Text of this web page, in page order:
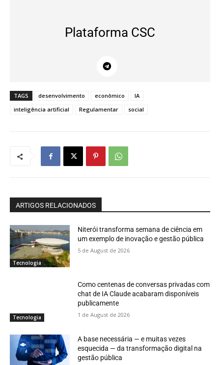
Plataforma CSC
TAGS desenvolvimento econômico
IA
inteligência artificial
Regulamentar social
ARTIGOS RELACIONADOS
Tecnologia
Niterói transforma semana de ciência em
um exemplo de inovação e gestão pública
5 de August de 2026
Tecnologia
Como centenas de conversas privadas com
chat de IA Claude acabaram disponíveis
publicamente
1 de August de 2026
A base necessária — e muitas vezes
esquecida — da transformação digital na
gestão pública